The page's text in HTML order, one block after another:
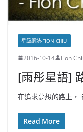
星級網誌-FION CHIU
2016-10-14 Fion
[雨彤星語]
在追求夢想的路上，
Read More